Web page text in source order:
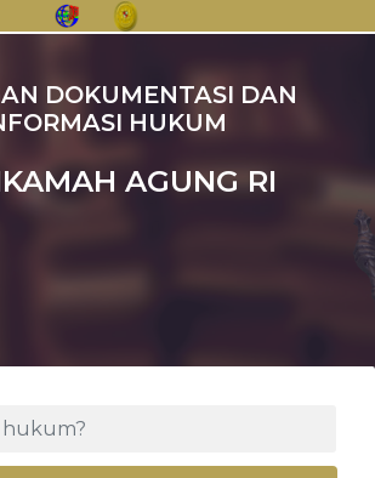
DOKUMENTASI DAN
HUKUM
AGUNG RI